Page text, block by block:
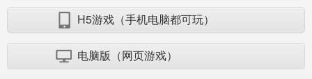
H5游戏（手机电脑都可玩）
电脑版（网页游戏）